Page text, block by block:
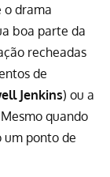
o drama
boa parte da
recheadas
de
Jenkins) ou a
quando
um ponto de